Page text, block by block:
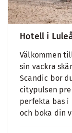
Hotell i
Välkommen
sin vackra
Scandic bor
citypulsen
perfekta bas i
och boka din